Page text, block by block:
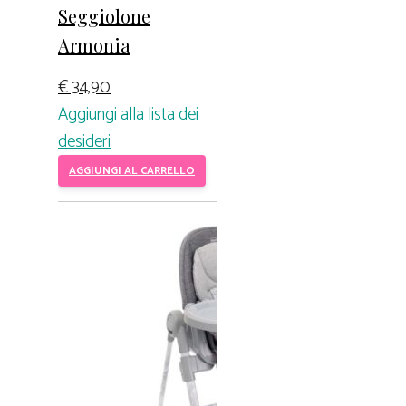
Seggiolone
Armonia
€34,90
Aggiungi alla lista dei
desideri
AGGIUNGI AL CARRELLO